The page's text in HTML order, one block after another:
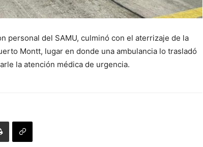
personal del SAMU, culminó con el aterrizaje de la
Montt, lugar en donde una ambulancia lo trasladó
la atención médica de urgencia.